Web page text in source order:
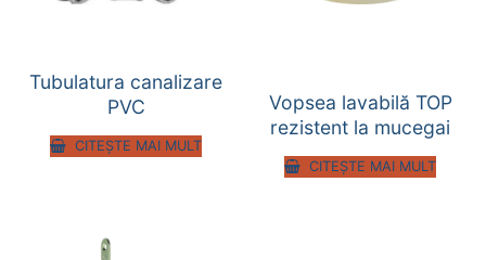
Tubulatura canalizare
PVC
CITEȘTE MAI MULT
Vopsea lavabilă TOP
rezistent la mucegai
CITEȘTE MAI MULT